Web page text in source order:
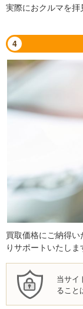
実際におクルマを拝
4
買取価格にご納得
りサポートいたしま
当サイ
ること